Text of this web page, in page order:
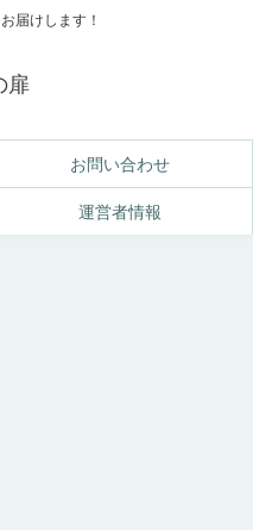
届けします！
扉
お問い合わせ
運営者情報